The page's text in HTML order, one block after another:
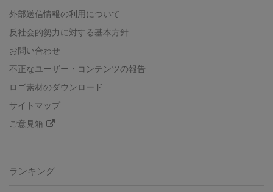
外部送信情報の利用について
反社会的勢力に対する基本方針
お問い合わせ
不正なユーザー・コンテンツの報告
ロゴ素材のダウンロード
サイトマップ
ご意見箱
ランキング